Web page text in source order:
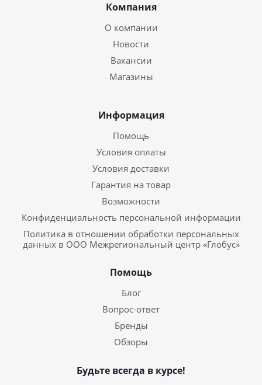
Компания
О компании
Новости
Вакансии
Магазины
Информация
Помощь
Условия оплаты
Условия доставки
Гарантия на товар
Возможности
Конфиденциальность персональной информации
Политика в отношении обработки персональных
данных в ООО Межрегиональный центр «Глобус»
Помощь
Блог
Вопрос-ответ
Бренды
Обзоры
Будьте всегда в курсе!